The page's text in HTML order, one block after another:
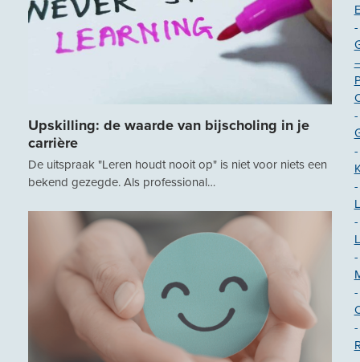
Upskilling: de waarde van bijscholing in je
carrière
De uitspraak "Leren houdt nooit op" is niet voor niets een
bekend gezegde. Als professional…
-
-
-
-
-
-
-
-